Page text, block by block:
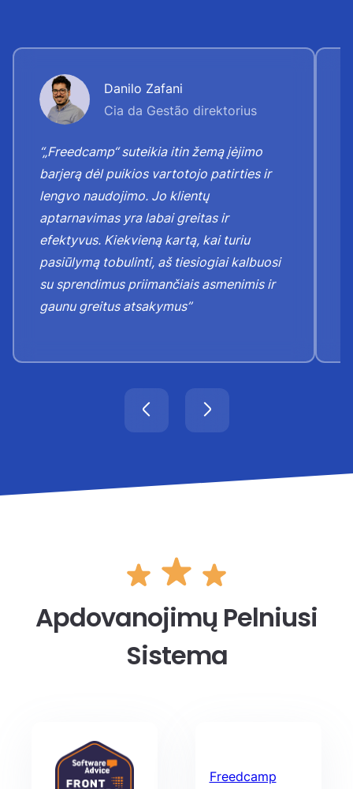
Danilo Zafani
Cia da Gestão direktorius
“„Freedcamp“ suteikia itin žemą įėjimo
barjerą dėl puikios vartotojo patirties ir
lengvo naudojimo. Jo klientų
aptarnavimas yra labai greitas ir
efektyvus. Kiekvieną kartą, kai turiu
pasiūlymą tobulinti, aš tiesiogiai kalbuosi
su sprendimus priimančiais asmenimis ir
gaunu greitus atsakymus”
Apdovanojimų Pelniusi
Sistema
Freedcamp